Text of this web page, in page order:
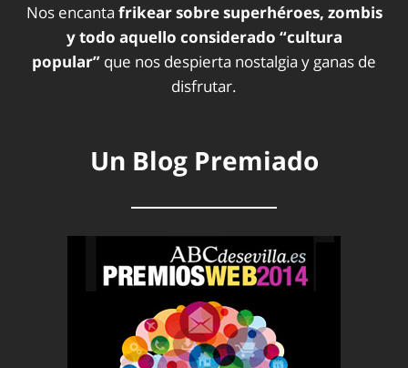
Nos encanta frikear sobre superhéroes, zombis
y todo aquello considerado “cultura
popular” que nos despierta nostalgia y ganas de
disfrutar.
Un Blog Premiado